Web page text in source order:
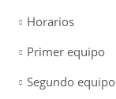
Horarios
Primer equipo
Segundo equipo